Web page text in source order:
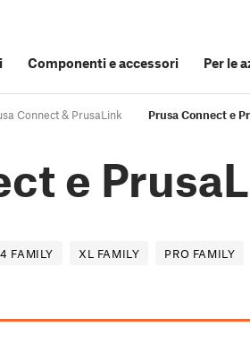
Componenti e accessori Per le
Connect & PrusaLink Prusa Connect e
e
FAMILY XL FAMILY PRO FAMILY